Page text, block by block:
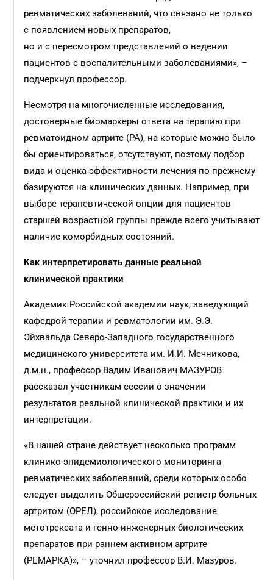
ревматических заболеваний, что связано не только
с появлением новых препаратов,
но и с пересмотром представлений о ведении
пациентов с воспалительными заболеваниями», –
подчеркнул профессор.
Несмотря на многочисленные исследования,
достоверные биомаркеры ответа на терапию при
ревматоидном артрите (РА), на которые можно было
бы ориентироваться, отсутствуют, поэтому подбор
вида и оценка эффективности лечения по-прежнему
базируются на клинических данных. Например, при
выборе терапевтической опции для пациентов
старшей возрастной группы прежде всего учитывают
наличие коморбидных состояний.
Как интерпретировать данные реальной
клинической практики
Академик Российской академии наук, заведующий
кафедрой терапии и ревматологии им. Э.Э.
Эйхвальда Северо-Западного государственного
медицинского университета им. И.И. Мечникова,
д.м.н., профессор Вадим Иванович МАЗУРОВ
рассказал участникам сессии о значении
результатов реальной клинической практики и их
интерпретации.
«В нашей стране действует несколько программ
клинико-эпидемиологического мониторинга
ревматических заболеваний, среди которых особо
следует выделить Общероссийский регистр больных
артритом (ОРЕЛ), российское исследование
метотрексата и генно-инженерных биологических
препаратов при раннем активном артрите
(РЕМАРКА)», – уточнил профессор В.И. Мазуров.